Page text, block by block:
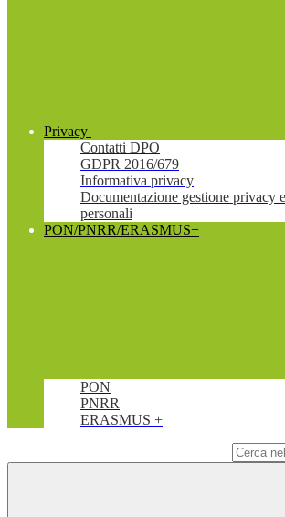
Privacy
Contatti DPO
GDPR 2016/679
Informativa privacy
Documentazione gestione privacy
personali
PON/PNRR/ERASMUS+
PON
PNRR
ERASMUS +